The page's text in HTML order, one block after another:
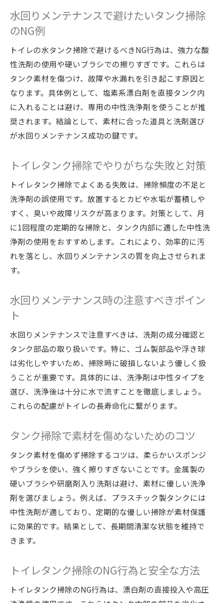
水回りメンテナンスで避けたいタンク掃除
のNG例
トイレの水タンク掃除で避けるべきNG行為は、強力な酸
性洗剤の使用や硬いブラシでの擦りすぎです。これらは
タンク素材を傷つけ、故障や水漏れを引き起こす原因と
なります。具体例として、塩素系漂白剤を直接タンク内
に入れることは避け、専用の中性洗浄剤を使うことが推
奨されます。結論として、素材に合った道具と洗剤選び
が水回りメンテナンス成功の鍵です。
トイレタンク掃除でやりがちな失敗と対策
トイレタンク掃除でよくある失敗は、掃除頻度の不足と
洗浄剤の誤使用です。放置するとカビや水垢が蓄積しや
すく、臭いや故障リスクが高まります。対策として、月
に1回程度の定期的な掃除と、タンク内部に適した中性洗
浄剤の使用をおすすめします。これにより、効率的に汚
れを落とし、水回りメンテナンスの質を向上させられま
す。
水回りメンテナンス時の注意すべきポイン
ト
水回りメンテナンスで注意すべきは、洗剤の成分確認と
タンク部品の取り扱いです。特に、ゴム製部品や浮き球
は劣化しやすいため、掃除時に破損しないよう優しく扱
うことが重要です。具体的には、洗浄剤は中性タイプを
選び、洗浄後は十分に水で流すことを徹底しましょう。
これらの配慮がトイレの長寿命化に繋がります。
タンク掃除で素材を傷めないためのコツ
タンク素材を傷めず掃除するコツは、柔らかいスポンジ
やブラシを使い、強く擦りすぎないことです。金属製の
硬いブラシや研磨剤入り洗剤は避け、素材に優しい洗浄
剤を選びましょう。例えば、プラスチック製タンクには
中性洗剤が適しており、定期的な優しい掃除が素材保護
に効果的です。結果として、長期間清潔な状態を維持で
きます。
トイレタンク掃除のNG行為と安全な方法
トイレタンク掃除のNG行為は、漂白剤の直接投入や高圧